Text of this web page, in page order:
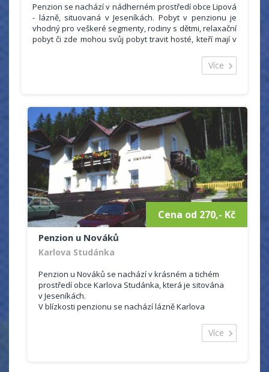
Penzion se nachází v nádherném prostředí obce Lipová
- lázně, situovaná v Jeseníkách. Pobyt v penzionu je
vhodný pro veškeré segmenty, rodiny s dětmi, relaxační
pobyt či zde mohou svůj pobyt travit hosté, kteří mají v
Penzion nabízí 31 lůžek k ubytování, kde všechny
pokoje mají k dispozici vlastní sociální zařízení a z toho
samostatné lůžko, 1x přistýlka ,TV, wifi, vlastní
soc. zařízení
JARNÍ (3+1) 1x manželská postel, 1 samostatné
lůžko, 1 rozkládací přistýlka, Tv, wifi, vlastní soc.
zařízení
LETNÍ (2+1) 2 x samostatné lůžko,1x přistýlka, TV ,
wifi, vlastní sociální zařízení
Více
Cena od 270,- Kč
Penzion u Nováků
Karlova Studánka
Penzion u Nováků se nachází v krásném a tichém
prostředí obce Karlova Studánka, která je sitována
v Jeseníkách.
V blízkosti penzionu se nachází lázně Karlova
Více